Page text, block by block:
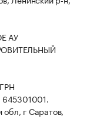
АУ
г Саратов,